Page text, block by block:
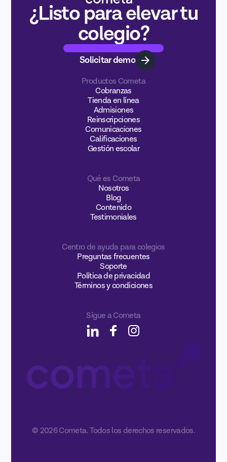
¿Listo para elevar tu
colegio?
Solicitar demo
Productos Cometa
Cobranzas
Tienda en línea
Admisiones
Reinscripciones
Comunicaciones
Calificaciones
Gestión escolar
Qué es Cometa
Nosotros
Blog
Contenido
Testimoniales
Centro de ayuda para colegios
Preguntas frecuentes
Soporte
Política de privacidad
Términos y condiciones
Sígue a Cometa
© 2026 Cometa. Todos los derechos reservados.